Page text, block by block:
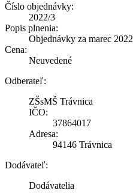
Číslo objednávky:
2022/3
Popis plnenia:
Objednávky za marec 2022
Cena:
Neuvedené
Odberateľ:
ZŠsMŠ Trávnica
IČO:
37864017
Adresa:
94146 Trávnica
Dodávateľ:
Dodávatelia